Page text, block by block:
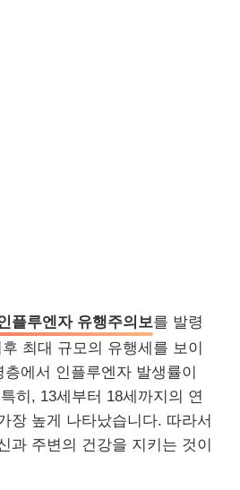
플루엔자 유행주의보를 발령
최대 규모의 유행세를 보이
에서 인플루엔자 발생률이
히, 13세부터 18세까지의 연
장 높게 나타났습니다. 따라서
과 주변의 건강을 지키는 것이